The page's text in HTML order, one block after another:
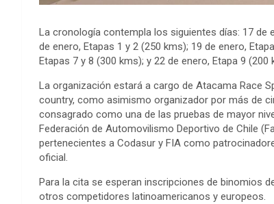
La cronología contempla los siguientes días: 17 de
de enero, Etapas 1 y 2 (250 kms); 19 de enero,
Etapas 7 y 8 (300 kms); y 22 de enero, Etapa 9
La organización estará a cargo de Atacama Race
country, como asimismo organizador por más de
consagrado como una de las pruebas de mayor
Federación de Automovilismo Deportivo de Chile
pertenecientes a Codasur y FIA como
oficial.
Para la cita se esperan inscripciones de binomios
otros competidores latinoamericanos y europeos.